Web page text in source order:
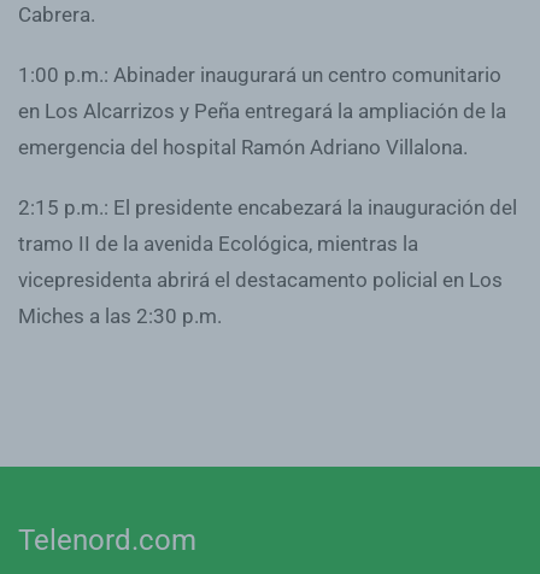
Cabrera.
1:00 p.m.: Abinader inaugurará un centro comunitario
en Los Alcarrizos y Peña entregará la ampliación de la
emergencia del hospital Ramón Adriano Villalona.
2:15 p.m.: El presidente encabezará la inauguración del
tramo II de la avenida Ecológica, mientras la
vicepresidenta abrirá el destacamento policial en Los
Miches a las 2:30 p.m.
Telenord.com